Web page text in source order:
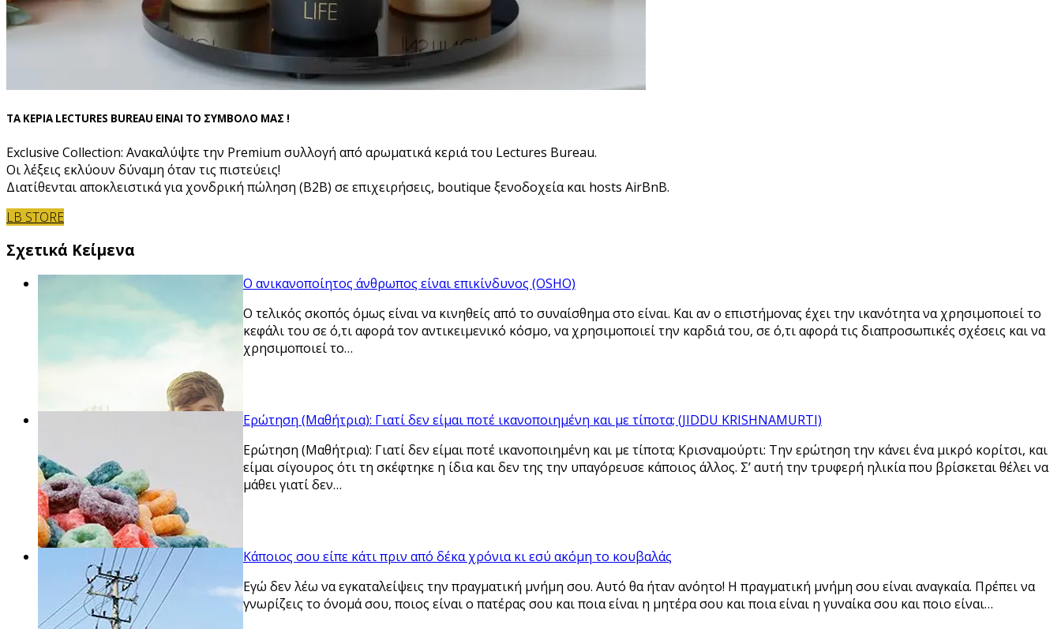
ΤΑ ΚΕΡΙΑ LECTURES BUREAU ΕΙΝΑΙ ΤΟ ΣΥΜΒΟΛΟ ΜΑΣ !
Exclusive Collection: Ανακαλύψτε την Premium συλλογή από αρωματικά κεριά του Lectures Bureau.
Οι λέξεις εκλύουν δύναμη όταν τις πιστεύεις!
Διατίθενται αποκλειστικά για χονδρική πώληση (B2B) σε επιχειρήσεις, boutique ξενοδοχεία και hosts AirBnB.
LB STORE
Σχετικά Κείμενα
Ο ανικανοποίητος άνθρωπος είναι επικίνδυνος (OSHO)
Ο τελικός σκοπός όμως είναι να κινηθείς από το συναίσθημα στο είναι. Και αν ο επιστήμονας έχει την ικανότητα να χρησιμοποιεί το
κεφάλι του σε ό,τι αφορά τον αντικειμενικό κόσμο, να χρησιμοποιεί την καρδιά του, σε ό,τι αφορά τις διαπροσωπικές σχέσεις και να
χρησιμοποιεί το…
Ερώτηση (Μαθήτρια): Γιατί δεν είμαι ποτέ ικανοποιημένη και με τίποτα; (JIDDU KRISHNAMURTI)
Ερώτηση (Μαθήτρια): Γιατί δεν είμαι ποτέ ικανοποιημένη και με τίποτα; Κρισναμούρτι: Την ερώτηση την κάνει ένα μικρό κορίτσι, και
είμαι σίγουρος ότι τη σκέφτηκε η ίδια και δεν της την υπαγόρευσε κάποιος άλλος. Σ’ αυτή την τρυφερή ηλικία που βρίσκεται θέλει να
μάθει γιατί δεν…
Κάποιος σου είπε κάτι πριν από δέκα χρόνια κι εσύ ακόμη το κουβαλάς
Εγώ δεν λέω να εγκαταλείψεις την πραγματική μνήμη σου. Αυτό θα ήταν ανόητο! Η πραγματική μνήμη σου είναι αναγκαία. Πρέπει να
γνωρίζεις το όνομά σου, ποιος είναι ο πατέρας σου και ποια είναι η μητέρα σου και ποια είναι η γυναίκα σου και ποιο είναι…